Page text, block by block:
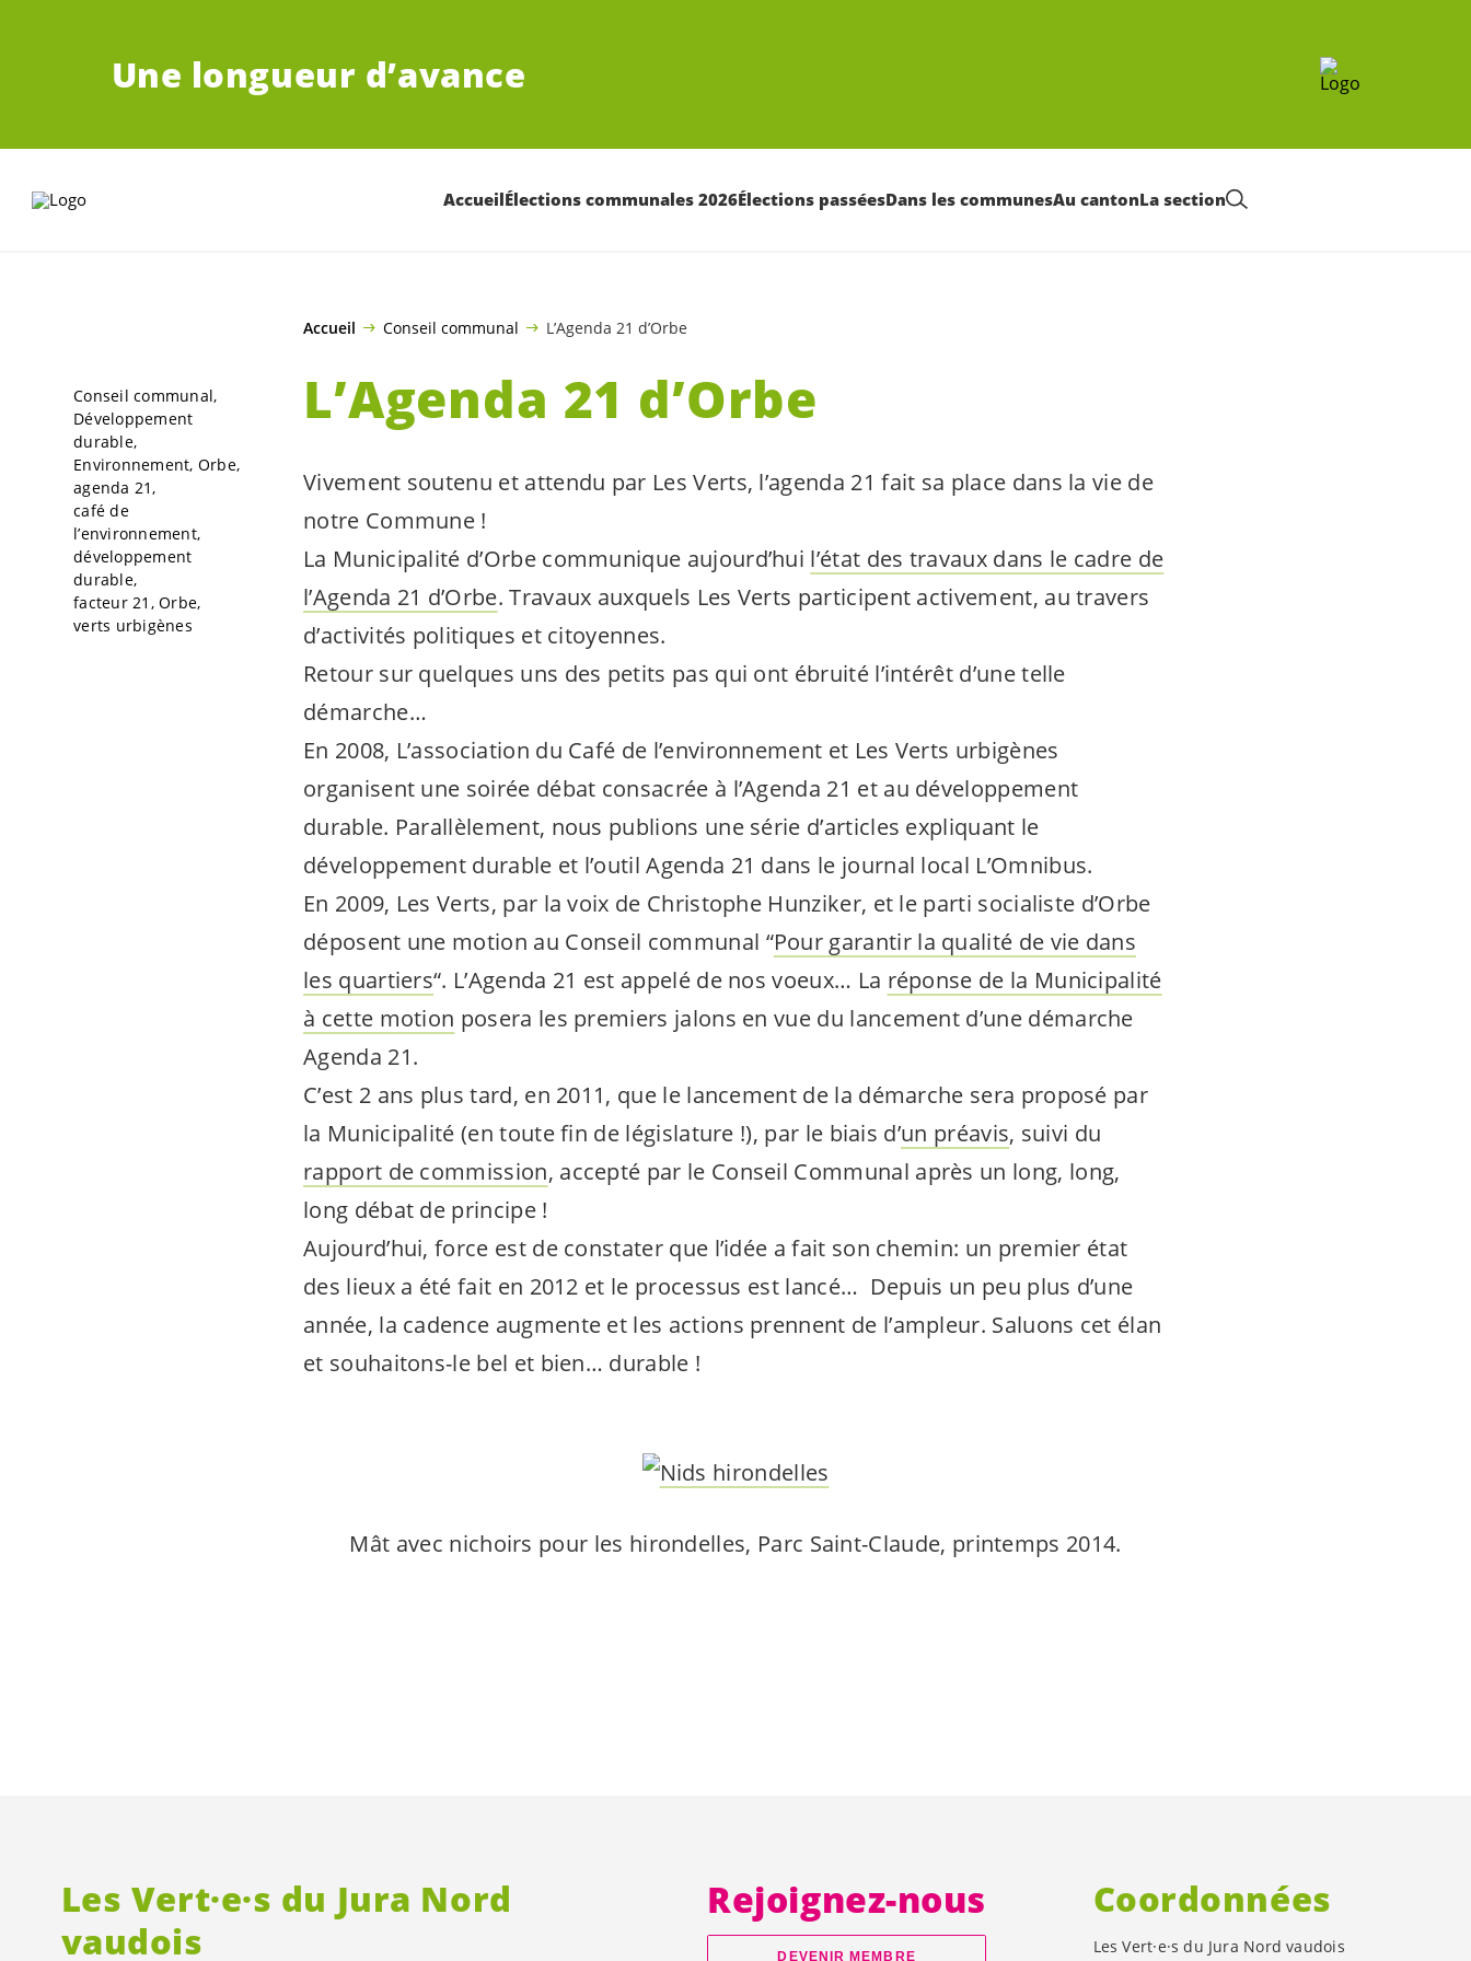
Une longueur d’avance
AccueilÉlections communales 2026Élections passéesDans les communesAu cantonLa section
Accueil Conseil communal L’Agenda 21 d’Orbe
L’Agenda 21 d’Orbe
Vivement soutenu et attendu par Les Verts, l’agenda 21 fait sa place dans la vie de
notre Commune !
La Municipalité d’Orbe communique aujourd’hui l’état des travaux dans le cadre de
l’Agenda 21 d’Orbe. Travaux auxquels Les Verts participent activement, au travers
d’activités politiques et citoyennes.
Retour sur quelques uns des petits pas qui ont ébruité l’intérêt d’une telle
démarche…
En 2008, L’association du Café de l’environnement et Les Verts urbigènes
organisent une soirée débat consacrée à l’Agenda 21 et au développement
durable. Parallèlement, nous publions une série d’articles expliquant le
développement durable et l’outil Agenda 21 dans le journal local L’Omnibus.
En 2009, Les Verts, par la voix de Christophe Hunziker, et le parti socialiste d’Orbe
déposent une motion au Conseil communal “Pour garantir la qualité de vie dans
les quartiers“. L’Agenda 21 est appelé de nos voeux… La réponse de la Municipalité
à cette motion posera les premiers jalons en vue du lancement d’une démarche
Agenda 21.
C’est 2 ans plus tard, en 2011, que le lancement de la démarche sera proposé par
la Municipalité (en toute fin de législature !), par le biais d’un préavis, suivi du
rapport de commission, accepté par le Conseil Communal après un long, long,
long débat de principe !
Aujourd’hui, force est de constater que l’idée a fait son chemin: un premier état
des lieux a été fait en 2012 et le processus est lancé… Depuis un peu plus d’une
année, la cadence augmente et les actions prennent de l’ampleur. Saluons cet élan
et souhaitons-le bel et bien… durable !
Mât avec nichoirs pour les hirondelles, Parc Saint-Claude, printemps 2014.
Conseil communal
Développement
durable
Environnement Orbe
agenda 21
café de
l’environnement
développement
durable
facteur 21 Orbe
verts urbigènes
Les Vert·e·s du Jura Nord
vaudois
Rejoignez-nous
DEVENIR MEMBRE
Coordonnées
LesVert·e·s du Jura Nord vaudois